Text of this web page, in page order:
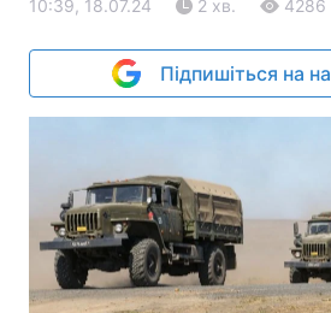
10:39, 18.07.24 2 хв. 4286
Підпишіться на